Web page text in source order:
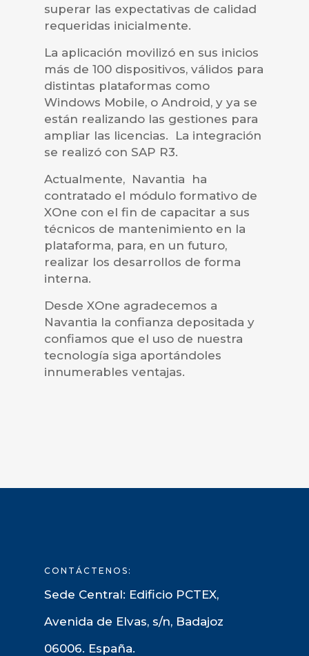
superar las expectativas de calidad
requeridas inicialmente.
La aplicación movilizó en sus inicios
más de 100 dispositivos, válidos para
distintas plataformas como
Windows Mobile, o Android, y ya se
están realizando las gestiones para
ampliar las licencias. La integración
se realizó con SAP R3.
Actualmente, Navantia ha
contratado el módulo formativo de
XOne con el fin de capacitar a sus
técnicos de mantenimiento en la
plataforma, para, en un futuro,
realizar los desarrollos de forma
interna.
Desde XOne agradecemos a
Navantia la confianza depositada y
confiamos que el uso de nuestra
tecnología siga aportándoles
innumerables ventajas.
CONTÁCTENOS:
Sede Central: Edificio PCTEX,
Avenida de Elvas, s/n, Badajoz
06006. España.